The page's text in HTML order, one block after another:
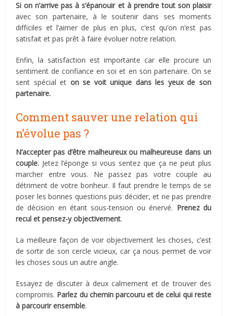
Si on n’arrive pas à s’épanouir et à prendre tout son plaisir
avec son partenaire, à le soutenir dans ses moments
difficiles et l’aimer de plus en plus, c’est qu’on n’est pas
satisfait et pas prêt à faire évoluer notre relation.
Enfin, la satisfaction est importante car elle procure un
sentiment de confiance en soi et en son partenaire. On se
sent spécial et on se voit unique dans les yeux de son
partenaire.
Comment sauver une relation qui
n’évolue pas ?
N’accepter pas d’être malheureux ou malheureuse dans un
couple. Jetez l’éponge si vous sentez que ça ne peut plus
marcher entre vous. Ne passez pas votre couple au
détriment de votre bonheur. Il faut prendre le temps de se
poser les bonnes questions puis décider, et ne pas prendre
de décision en étant sous-tension ou énervé. Prenez du
recul et pensez-y objectivement.
La meilleure façon de voir objectivement les choses, c’est
de sortir de son cercle vicieux, car ça nous permet de voir
les choses sous un autre angle.
Essayez de discuter à deux calmement et de trouver des
compromis. Parlez du chemin parcouru et de celui qui reste
à parcourir ensemble.